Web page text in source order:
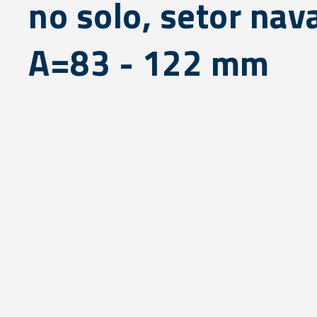
no solo, setor
A=83 - 122 mm